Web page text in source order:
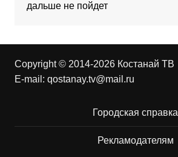
дальше не пойдет
Copyright © 2014-2026 Костанай ТВ
E-mail: qostanay.tv@mail.ru
Городская справка
Рекламодателям